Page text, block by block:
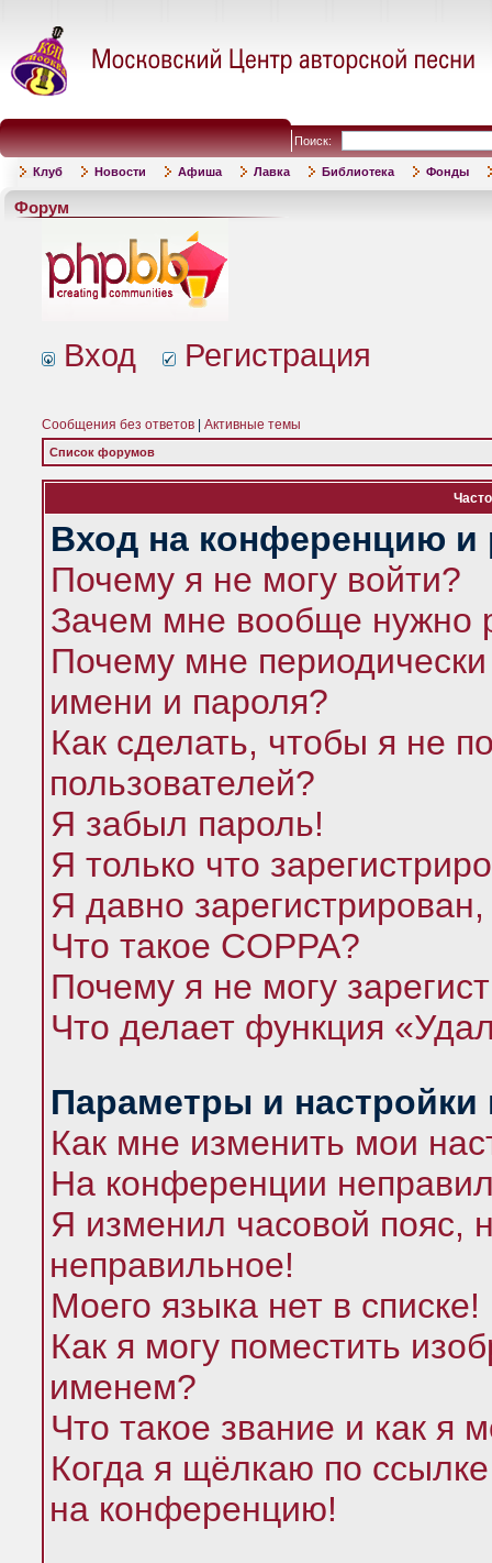
Поиск:
Клуб Новости Афиша Лавка Библиотека Фонды
Форум
Вход Регистрация
Сообщения без ответов Активные темы
Список форумов
Вход на конференцию и
Почему я не могу войти?
Зачем мне вообще нужно
Почему мне
имени и пароля?
Как сделать, чтобы я не
пользователей?
Я забыл пароль!
Я только что
Я давно
Что такое COPPA?
Почему я не могу
Что делает функция
Параметры и настройки
Как мне изменить мои
На конференции
Я изменил часовой пояс,
неправильное!
Моего языка нет в списке!
Как я могу поместить
именем?
Что такое звание и как я
Когда я щёлкаю по
на конференцию!